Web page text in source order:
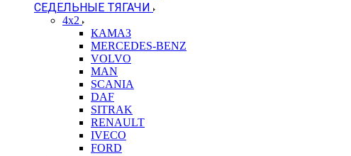
СЕДЕЛЬНЫЕ ТЯГАЧИ
4x2
КАМАЗ
MERCEDES-BENZ
VOLVO
MAN
SCANIA
DAF
SITRAK
RENAULT
IVECO
FORD